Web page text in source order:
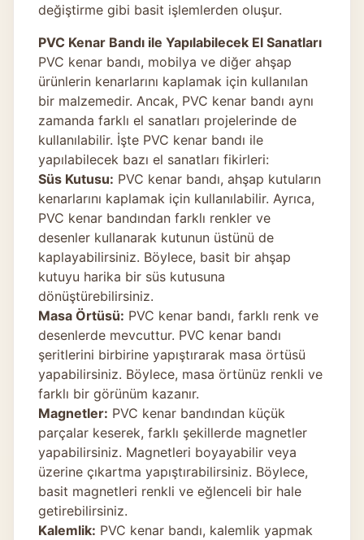
değiştirme gibi basit işlemlerden oluşur.
PVC Kenar Bandı ile Yapılabilecek El Sanatları
PVC kenar bandı, mobilya ve diğer ahşap
ürünlerin kenarlarını kaplamak için kullanılan
bir malzemedir. Ancak, PVC kenar bandı aynı
zamanda farklı el sanatları projelerinde de
kullanılabilir. İşte PVC kenar bandı ile
yapılabilecek bazı el sanatları fikirleri:
Süs Kutusu: PVC kenar bandı, ahşap kutuların
kenarlarını kaplamak için kullanılabilir. Ayrıca,
PVC kenar bandından farklı renkler ve
desenler kullanarak kutunun üstünü de
kaplayabilirsiniz. Böylece, basit bir ahşap
kutuyu harika bir süs kutusuna
dönüştürebilirsiniz.
Masa Örtüsü: PVC kenar bandı, farklı renk ve
desenlerde mevcuttur. PVC kenar bandı
şeritlerini birbirine yapıştırarak masa örtüsü
yapabilirsiniz. Böylece, masa örtünüz renkli ve
farklı bir görünüm kazanır.
Magnetler: PVC kenar bandından küçük
parçalar keserek, farklı şekillerde magnetler
yapabilirsiniz. Magnetleri boyayabilir veya
üzerine çıkartma yapıştırabilirsiniz. Böylece,
basit magnetleri renkli ve eğlenceli bir hale
getirebilirsiniz.
Kalemlik: PVC kenar bandı, kalemlik yapmak